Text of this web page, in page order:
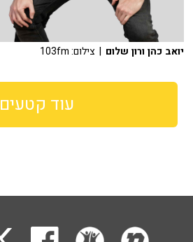
יואב כהן ורון שלום | צילום: 103fm
עוד קטעים